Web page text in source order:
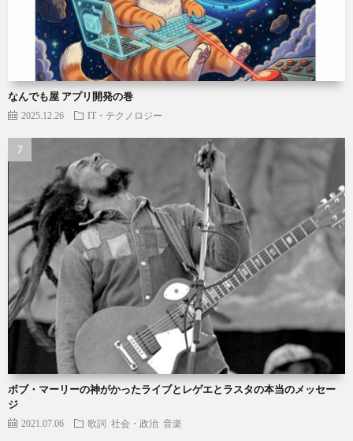
なんでも屋 アプリ開発の巻
2025.12.26 IT・テクノロジー
ボブ・マーリーの神がかったライブとレゲエとラスタの本当のメッセー
ジ
2021.07.06 歌詞 社会・政治 音楽